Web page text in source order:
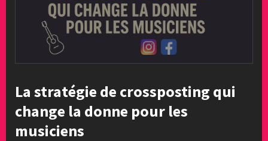
La stratégie de crossposting qui
change la donne pour les
musiciens